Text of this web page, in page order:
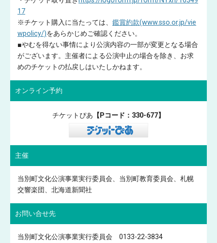
17
※チケット購入に当たっては、 鑑賞約款(www.sso.or.jp/vie
wpolicy/)をあらかじめご確認ください。
■やむを得ない事情により公演内容の一部が変更となる場合
がございます。主催者による公演中止の場合を除き、お求
めのチケットの払戻しはいたしかねます。
オンライン予約
チケットぴあ 【Pコード：330-677】
主催
当別町文化公演事業実行委員会、当別町教育委員会、札幌
交響楽団、北海道新聞社
お問い合せ先
当別町文化公演事業実行委員会 0133-22-3834